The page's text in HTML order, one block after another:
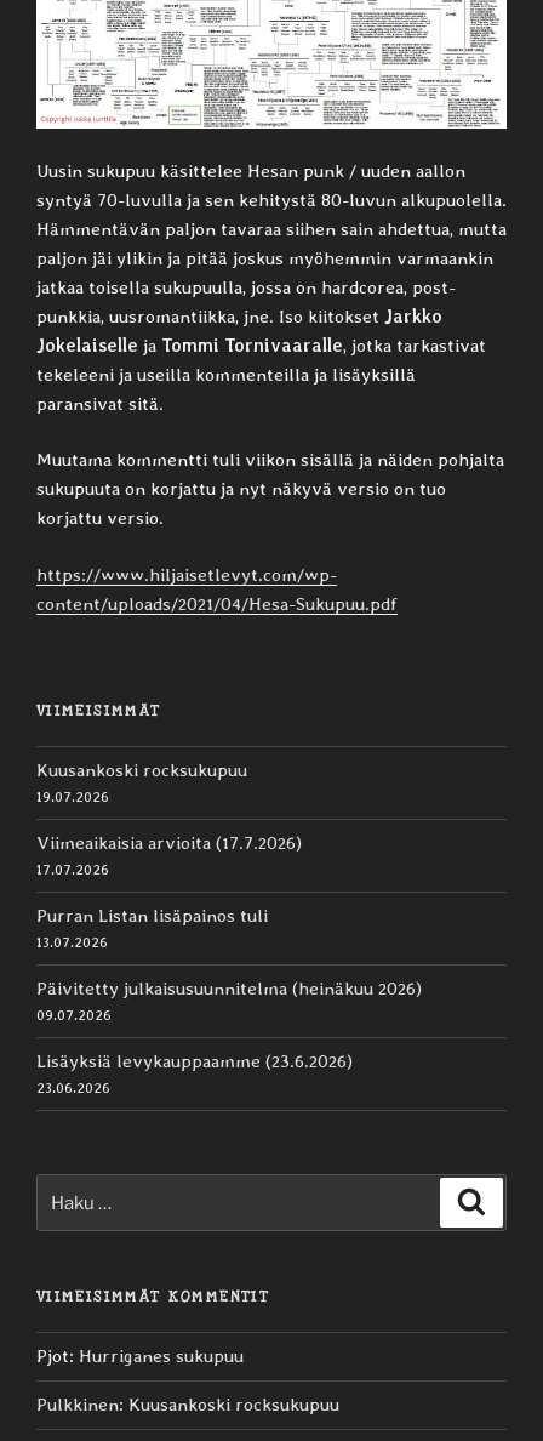
Uusin sukupuu käsittelee Hesan punk / uuden aallon
syntyä 70-luvulla ja sen kehitystä 80-luvun alkupuolella.
Hämmentävän paljon tavaraa siihen sain ahdettua, mutta
paljon jäi ylikin ja pitää joskus myöhemmin varmaankin
jatkaa toisella sukupuulla, jossa on hardcorea, post-
punkkia, uusromantiikka, jne. Iso kiitokset Jarkko
Jokelaiselle ja Tommi Tornivaaralle, jotka tarkastivat
tekeleeni ja useilla kommenteilla ja lisäyksillä
paransivat sitä.
Muutama kommentti tuli viikon sisällä ja näiden pohjalta
sukupuuta on korjattu ja nyt näkyvä versio on tuo
korjattu versio.
https://www.hiljaisetlevyt.com/wp-
content/uploads/2021/04/Hesa-Sukupuu.pdf
VIIMEISIMMÄT
Kuusankoski rocksukupuu
19.07.2026
Viimeaikaisia arvioita (17.7.2026)
17.07.2026
Purran Listan lisäpainos tuli
13.07.2026
Päivitetty julkaisusuunnitelma (heinäkuu 2026)
09.07.2026
Lisäyksiä levykauppaamme (23.6.2026)
23.06.2026
VIIMEISIMMÄT KOMMENTIT
Pjot: Hurriganes sukupuu
Pulkkinen: Kuusankoski rocksukupuu